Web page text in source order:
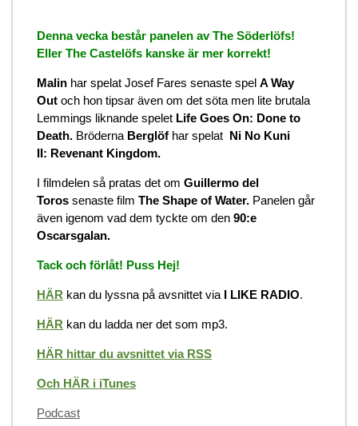
Denna vecka består panelen av The Söderlöfs!
Eller The Castelöfs kanske är mer korrekt!
Malin har spelat Josef Fares senaste spel A Way
Out och hon tipsar även om det söta men lite brutala
Lemmings liknande spelet Life Goes On: Done to
Death. Bröderna Berglöf har spelat Ni No Kuni
II: Revenant Kingdom.
I filmdelen så pratas det om Guillermo del
Toros senaste film The Shape of Water. Panelen går
även igenom vad dem tyckte om den 90:e
Oscarsgalan.
Tack och förlåt! Puss Hej!
HÄR kan du lyssna på avsnittet via I LIKE RADIO.
HÄR kan du ladda ner det som mp3.
HÄR hittar du avsnittet via RSS
Och HÄR i iTunes
Categories
Podcast